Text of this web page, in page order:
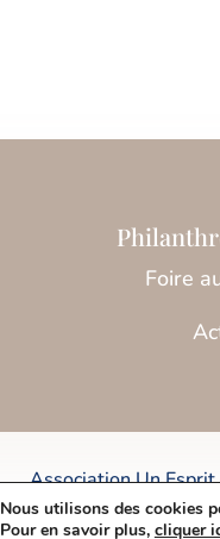
Foire
Association Un
Nous utilisons des cookies
Pour en savoir plus, cliquer